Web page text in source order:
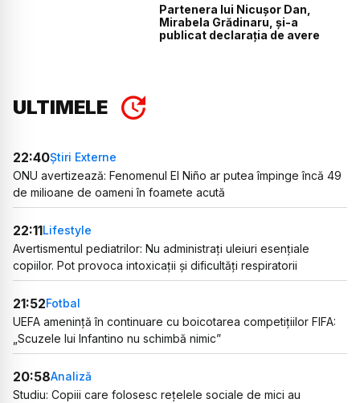
Partenera lui Nicușor Dan,
Mirabela Grădinaru, și-a
publicat declarația de avere
ULTIMELE
22:40Știri Externe
ONU avertizează: Fenomenul El Niño ar putea împinge încă 49
de milioane de oameni în foamete acută
22:11Lifestyle
Avertismentul pediatrilor: Nu administrați uleiuri esențiale
copiilor. Pot provoca intoxicații și dificultăți respiratorii
21:52Fotbal
UEFA amenință în continuare cu boicotarea competițiilor FIFA:
„Scuzele lui Infantino nu schimbă nimic”
20:58Analiză
Studiu: Copiii care folosesc rețelele sociale de mici au